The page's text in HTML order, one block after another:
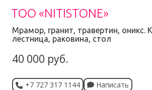
ТОО «NITISTONE»
Мрамор, гранит, травертин, оникс.
лестница, раковина, стол
40 000 руб.
+7 727 317 1144 Написать